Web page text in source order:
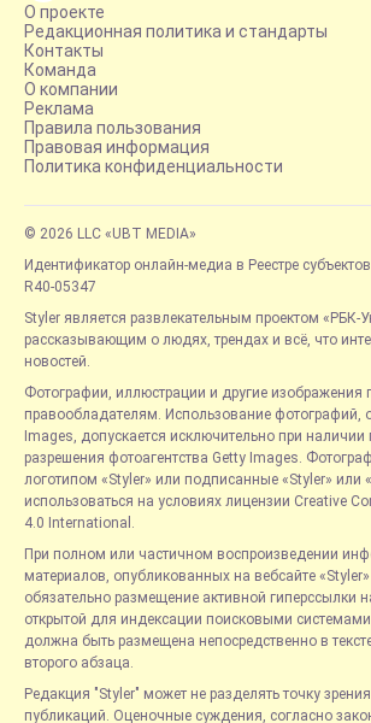
О проекте
Редакционная политика и стандарты
Контакты
Команда
О компании
Реклама
Правила пользования
Правовая информация
Политика конфиденциальности
© 2026 LLC «UBT MEDIA»
Идентификатор онлайн-медиа в Реестре
R40-05347
Styler является развлекательным проектом «РБК-
рассказывающим о людях, трендах и всё, что
новостей.
Фотографии, иллюстрации и другие изображения
правообладателям. Использование фотографий,
Images, допускается исключительно при наличии
разрешения фотоагентства Getty Images.
логотипом «Styler» или подписанные «Styler» или
использоваться на условиях лицензии Creative
4.0 International.
При полном или частичном воспроизведении
материалов, опубликованных на вебсайте «Styler»
обязательно размещение активной гиперссылки
открытой для индексации поисковыми
должна быть размещена непосредственно в
второго абзаца.
Редакция "Styler" может не разделять точку
публикаций. Оценочные суждения, согласно